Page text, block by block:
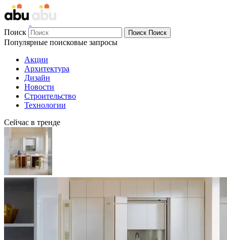
Поиск Поиск Поиск
Популярные поисковые запросы
Акции
Архитектура
Дизайн
Новости
Строительство
Технологии
Сейчас в тренде